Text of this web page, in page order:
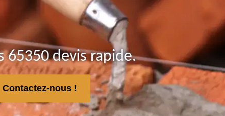
65350 devis rapide.
Contactez-nous !